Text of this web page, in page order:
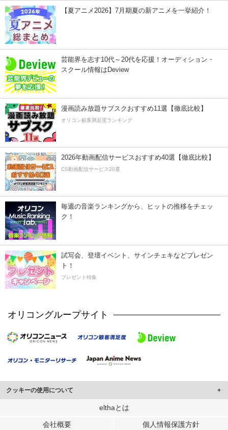
【夏アニメ2026】7月期夏の新アニメを一挙紹介！
芸能界を志す10代～20代を応援！オーディション・
スクール情報はDeview
漫画読み放題サブスクおすすめ11選【徹底比較】
オリコン顧客満足度ランキング
2026年動画配信サービスおすすめ40選【徹底比較】
CS動画配信サービス20選
毎週の音楽ランキングから、ヒットの推移をチェッ
ク！
試写会、登壇イベント、サインチェキなどプレゼン
ト！
プレゼント特集
オリコングループサイト
クッキーの使用について
このサイトでは Cookie を使用して、ユーザーに合わせたコンテンツや広告の
行っています。
elthaとは
会社概要 個人情報保護方針